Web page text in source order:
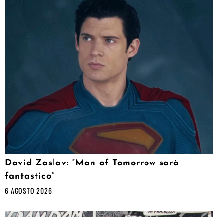
David Zaslav: “Man of Tomorrow sarà
fantastico”
6 AGOSTO 2026